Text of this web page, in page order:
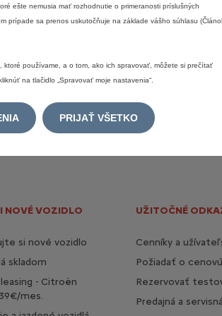
Citroën C4 v 100% elektrickej verzii pre
až po výbavu a motor.
NOVÉ VOZIDLO
si nové vozidlo
skladom
- Citroën
mes.
UŽITOČNÉ
Cenníky a
Požiadať o
Rezervovať
Predajná a
ešte nemusia mať rozhodnutie o primeranosti príslušných
prípade sa prenos uskutočňuje na základe vášho súhlasu
používame, a o tom, ako ich spravovať, môžete si prečítať
na tlačidlo „Spravovať moje nastavenia“.
PRIJAŤ VŠETKO